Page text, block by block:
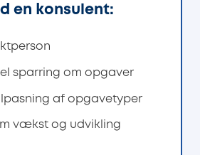
en konsulent:
sparring om opgaver
af opgavetyper
vækst og udvikling